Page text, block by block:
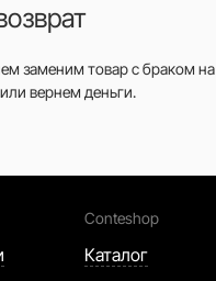
заменим товар с браком на
вернем деньги.
Conteshop
Каталог